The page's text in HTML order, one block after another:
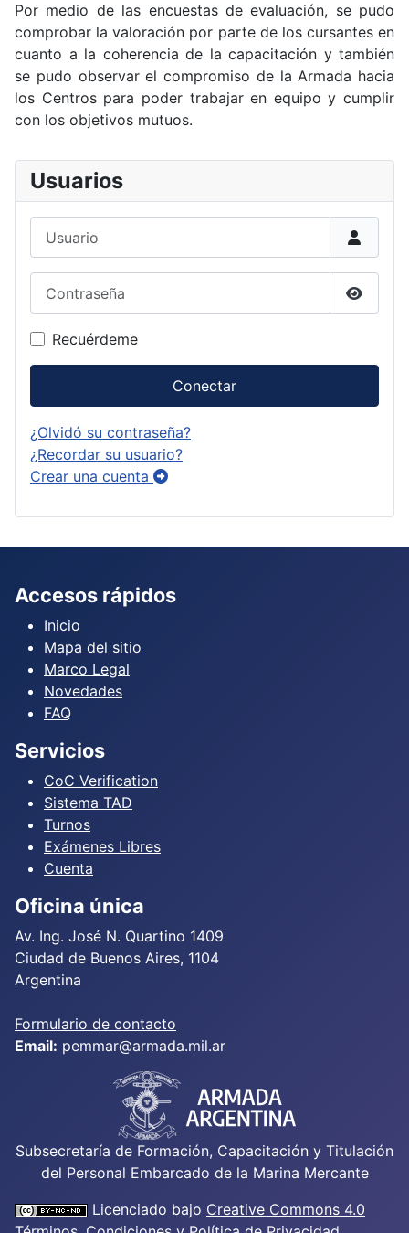
Por medio de las encuestas de evaluación, se pudo
comprobar la valoración por parte de los cursantes en
cuanto a la coherencia de la capacitación y también
se pudo observar el compromiso de la Armada hacia
los Centros para poder trabajar en equipo y cumplir
con los objetivos mutuos.
Usuarios
Recuérdeme
Conectar
¿Olvidó su contraseña?
¿Recordar su usuario?
Crear una cuenta
Accesos rápidos
Inicio
Mapa del sitio
Marco Legal
Novedades
FAQ
Servicios
CoC Verification
Sistema TAD
Turnos
Exámenes Libres
Cuenta
Oficina única
Av. Ing. José N. Quartino 1409
Ciudad de Buenos Aires, 1104
Argentina
Formulario de contacto
Email: pemmar@armada.mil.ar
Subsecretaría de Formación, Capacitación y Titulación
del Personal Embarcado de la Marina Mercante
Licenciado bajo Creative Commons 4.0